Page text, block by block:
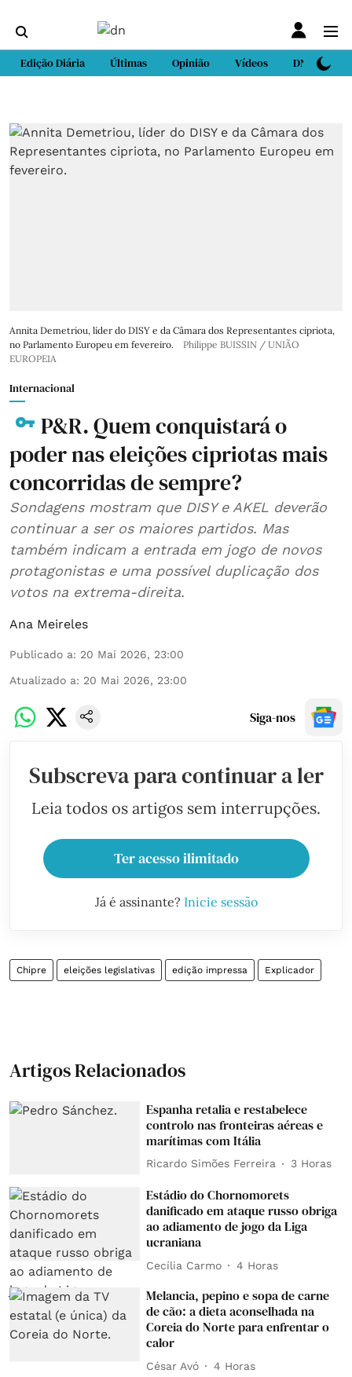
Edição Diária Últimas Opinião Vídeos DN Sport
Annita Demetriou, líder do DISY e da Câmara dos Representantes cipriota,
no Parlamento Europeu em fevereiro.
Philippe BUISSIN / UNIÃO
EUROPEIA
Internacional
P&R. Quem conquistará o
poder nas eleições cipriotas mais
concorridas de sempre?
Sondagens mostram que DISY e AKEL deverão
continuar a ser os maiores partidos. Mas
também indicam a entrada em jogo de novos
protagonistas e uma possível duplicação dos
votos na extrema-direita.
Ana Meireles
Publicado a: 20 Mai 2026, 23:00
Atualizado a: 20 Mai 2026, 23:00
Siga-nos
Subscreva para continuar a ler
Leia todos os artigos sem interrupções.
Ter acesso ilimitado
Já é assinante? Inicie sessão
Chipre eleições legislativas edição impressa Explicador
Artigos Relacionados
Espanha retalia e restabelece
controlo nas fronteiras aéreas e
marítimas com Itália
Ricardo Simões Ferreira 3 Horas
Estádio do Chornomorets
danificado em ataque russo obriga
ao adiamento de jogo da Liga
ucraniana
Cecília Carmo 4 Horas
Melancia, pepino e sopa de carne
de cão: a dieta aconselhada na
Coreia do Norte para enfrentar o
calor
César Avó 4 Horas